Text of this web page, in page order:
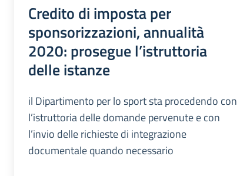
Credito di imposta per
sponsorizzazioni, annualità
2020: prosegue l’istruttoria
delle istanze
il Dipartimento per lo sport sta procedendo con
l’istruttoria delle domande pervenute e con
l’invio delle richieste di integrazione
documentale quando necessario